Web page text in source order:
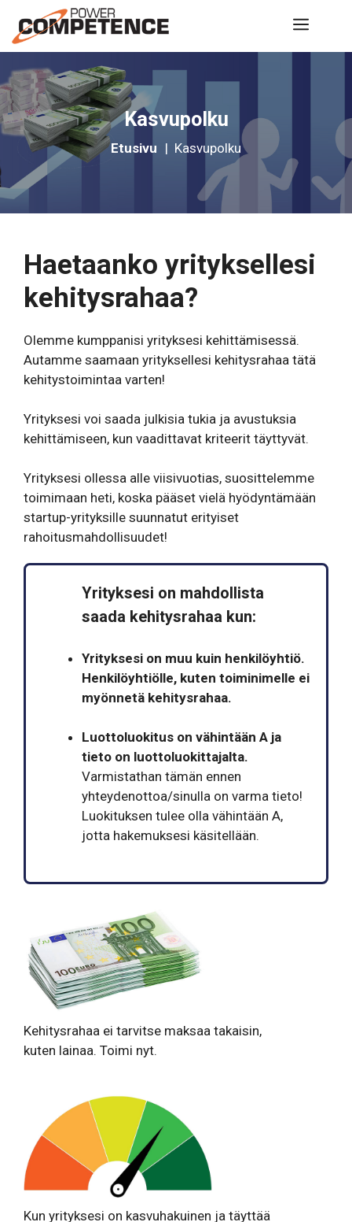
sisältöön
Kasvupolku
Etusivu | Kasvupolku
Haetaanko yrityksellesi
kehitysrahaa?
Olemme kumppanisi yrityksesi kehittämisessä.
Autamme saamaan yrityksellesi kehitysrahaa tätä
kehitystoimintaa varten!
Yrityksesi voi saada julkisia tukia ja avustuksia
kehittämiseen, kun vaadittavat kriteerit täyttyvät.
Yrityksesi ollessa alle viisivuotias, suosittelemme
toimimaan heti, koska pääset vielä hyödyntämään
startup-yrityksille suunnatut erityiset
rahoitusmahdollisuudet!
Yrityksesi on mahdollista
saada kehitysrahaa kun:
Yrityksesi on muu kuin henkilöyhtiö.
Henkilöyhtiölle, kuten toiminimelle ei
myönnetä kehitysrahaa.
Luottoluokitus on vähintään A ja
tieto on luottoluokittajalta.
Varmistathan tämän ennen
yhteydenottoa/sinulla on varma tieto!
Luokituksen tulee olla vähintään A,
jotta hakemuksesi käsitellään.
Kehitysrahaa ei tarvitse maksaa takaisin,
kuten lainaa. Toimi nyt.
Kun yrityksesi on kasvuhakuinen ja täyttää